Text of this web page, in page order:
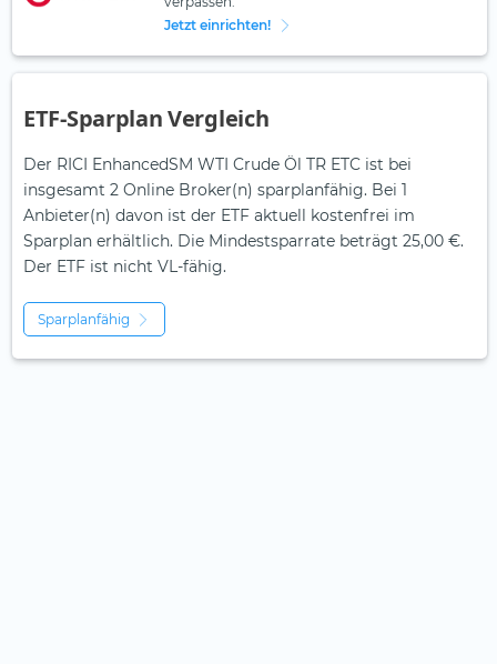
Jetzt einrichten!
ETF-Sparplan Vergleich
Der RICI EnhancedSM WTI Crude Öl TR ETC ist bei
insgesamt 2 Online Broker(n) sparplanfähig. Bei 1
Anbieter(n) davon ist der ETF aktuell kostenfrei im
Sparplan erhältlich. Die Mindestsparrate beträgt 25,00 €.
Der ETF ist nicht VL-fähig.
Sparplanfähig